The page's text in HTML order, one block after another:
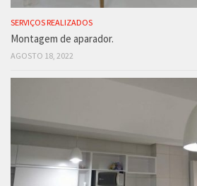
SERVIÇOS REALIZADOS
Montagem de aparador.
AGOSTO 18, 2022